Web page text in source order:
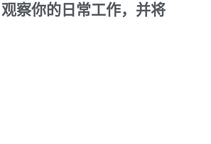
察你的日常工作，并将